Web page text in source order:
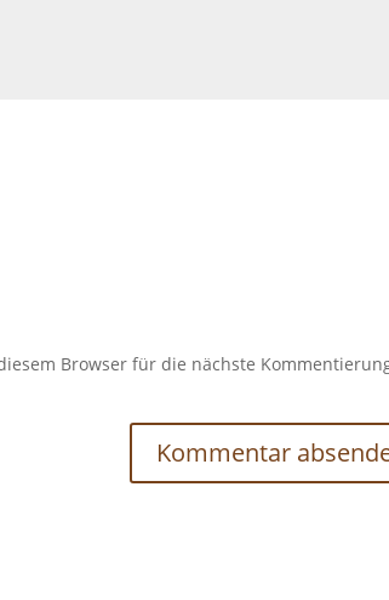
Browser für die nächste